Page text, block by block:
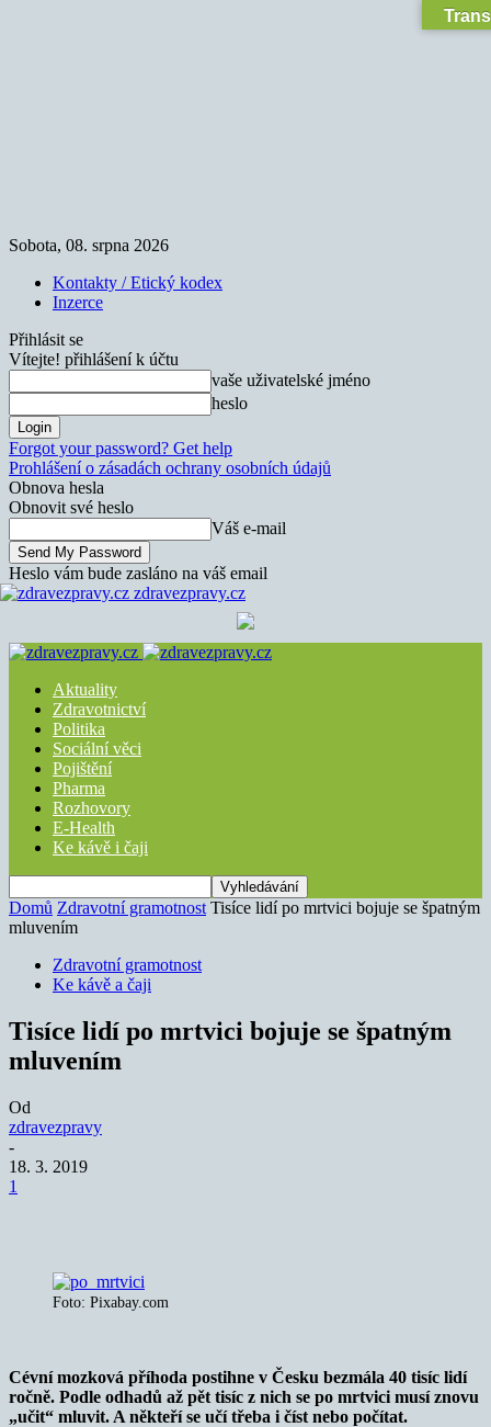
Sobota, 08. srpna 2026
Kontakty / Etický kodex
Inzerce
Přihlásit se
Vítejte! přihlášení k účtu
vaše uživatelské jméno
heslo
Forgot your password? Get help
Prohlášení o zásadách ochrany osobních údajů
Obnova hesla
Obnovit své heslo
Váš e-mail
Heslo vám bude zasláno na váš email
zdravezpravy.cz
Aktuality
Zdravotnictví
Politika
Sociální věci
Pojištění
Pharma
Rozhovory
E-Health
Ke kávě i čaji
Domů Zdravotní gramotnost Tisíce lidí po mrtvici bojuje se špatným
mluvením
Zdravotní gramotnost
Ke kávě a čaji
Tisíce lidí po mrtvici bojuje se špatným
mluvením
Od
zdravezpravy
-
18. 3. 2019
1
Foto: Pixabay.com
Cévní mozková příhoda postihne v Česku bezmála 40 tisíc lidí
ročně. Podle odhadů až pět tisíc z nich se po mrtvici musí znovu
„učit“ mluvit. A někteří se učí třeba i číst nebo počítat.